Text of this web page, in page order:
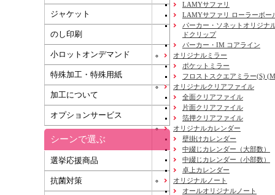
ジャケット
のし印刷
小ロットオンデマンド
特殊加工・特殊用紙
加工について
オプションサービス
シーンで選ぶ
選挙応援商品
抗菌対策
LAMYサファリ
LAMYサファリ ローラーボー
パーカー・ソネットオリジナ
ドクリップ
パーカー・IM コアライン
オリジナルミラー
ポケットミラー
フロストスクエアミラー(S)
オリジナルクリアファイル
全面クリアファイル
片面クリアファイル
箔押クリアファイル
オリジナルカレンダー
壁掛けカレンダー
中綴じカレンダー（大部数）
中綴じカレンダー（小部数）
卓上カレンダー
オリジナルノート
オールオリジナルノート